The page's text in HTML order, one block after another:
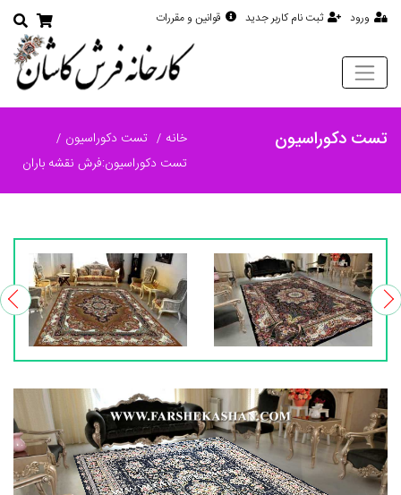
ورود ثبت نام کاربر جدید قوانین و مقررات
تست دکوراسیون خانه
تست دکوراسیون
تست دکوراسیون:فرش نقشه باران